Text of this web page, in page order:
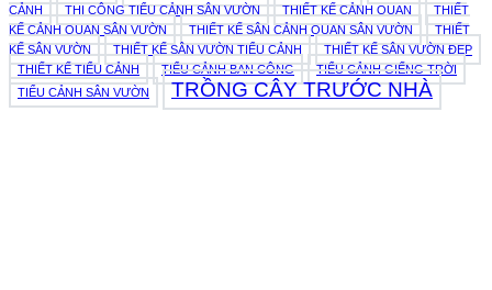
CẢNH
THI CÔNG TIỂU CẢNH SÂN VƯỜN THIẾT KẾ CẢNH QUAN
THIẾT
KẾ CẢNH QUAN SÂN VƯỜN
THIẾT KẾ SÂN CẢNH QUAN SÂN VƯỜN
THIẾT
KẾ SÂN VƯỜN
THIẾT KẾ SÂN VƯỜN TIỂU CẢNH
THIẾT KẾ SÂN VƯỜN ĐẸP
THIẾT KẾ TIỂU CẢNH
TIỂU CẢNH BAN CÔNG
TIỂU CẢNH GIẾNG TRỜI
TIỂU CẢNH SÂN VƯỜN
TRỒNG CÂY TRƯỚC NHÀ